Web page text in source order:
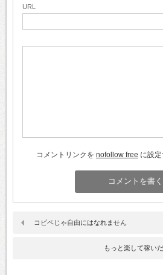
URL
コメントリンクを nofollow free に設定
コピペじゃ自由にはなれません
もっと楽して稼い